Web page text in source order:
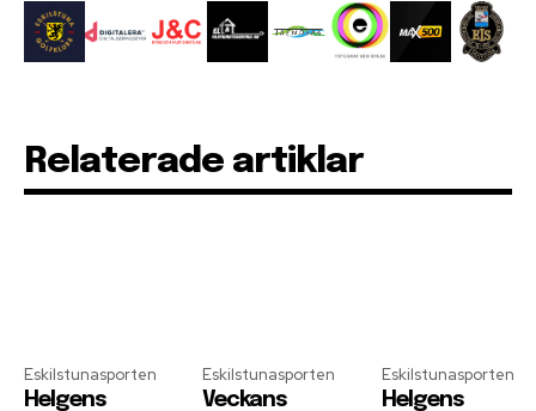
Relaterade artiklar
Eskilstunasporten
Helgens
Eskilstunasporten
Veckans
Eskilstunasporten
Helgens